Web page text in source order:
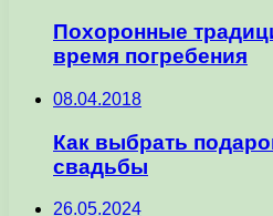
Похоронные
время погребения
08.04.2018
Как выбрать
свадьбы
26.05.2024